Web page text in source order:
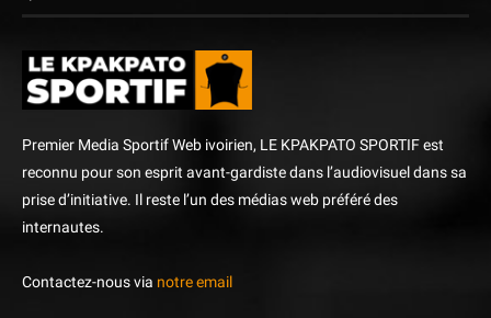
Premier Media Sportif Web ivoirien, LE KPAKPATO SPORTIF est
reconnu pour son esprit avant-gardiste dans l’audiovisuel dans sa
prise d’initiative. Il reste l’un des médias web préféré des
internautes.
Contactez-nous via notre email